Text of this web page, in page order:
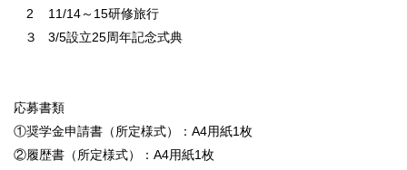
2 11/14～15研修旅行
３ 3/5設立25周年記念式典
応募書類
①奨学金申請書（所定様式）：A4用紙1枚
②履歴書（所定様式）：A4用紙1枚